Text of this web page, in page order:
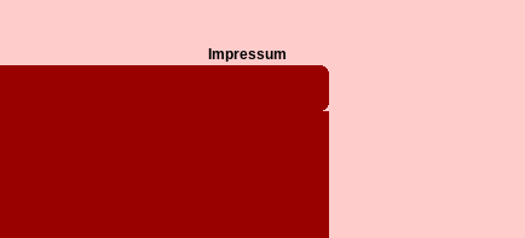
Impressum